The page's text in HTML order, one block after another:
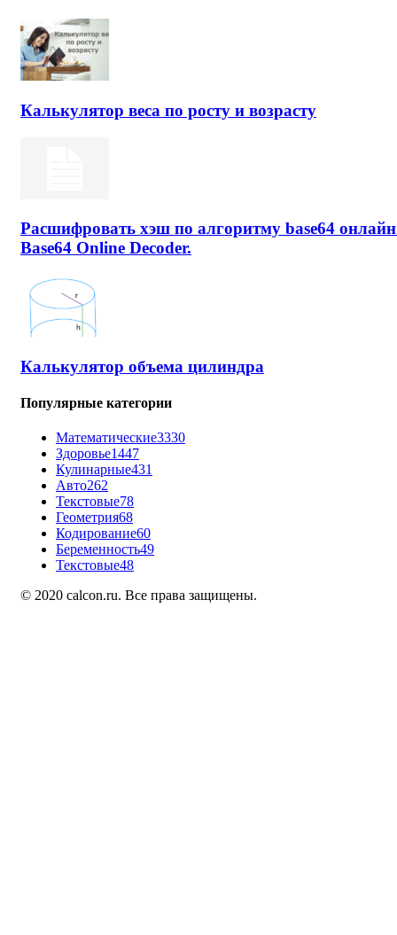
Калькулятор веса по росту и возрасту
Расшифровать хэш по алгоритму base64
Base64 Online Decoder.
Калькулятор объема цилиндра
Популярные категории
Математические3330
Здоровье1447
Кулинарные431
Авто262
Текстовые78
Геометрия68
Кодирование60
Беременность49
Текстовые48
© 2020 calcon.ru. Все права защищены.